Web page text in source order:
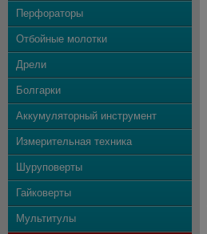
Перфораторы
Отбойные молотки
Дрели
Болгарки
Аккумуляторный инструмент
Измерительная техника
Шуруповерты
Гайковерты
Мультитулы